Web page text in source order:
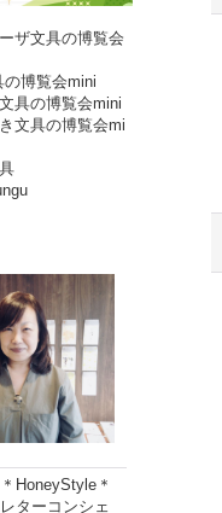
ザ文具の博覧会
博覧会mini
具の博覧会mini
文具の博覧会mi
＊HoneyStyle＊
レターコンシェ